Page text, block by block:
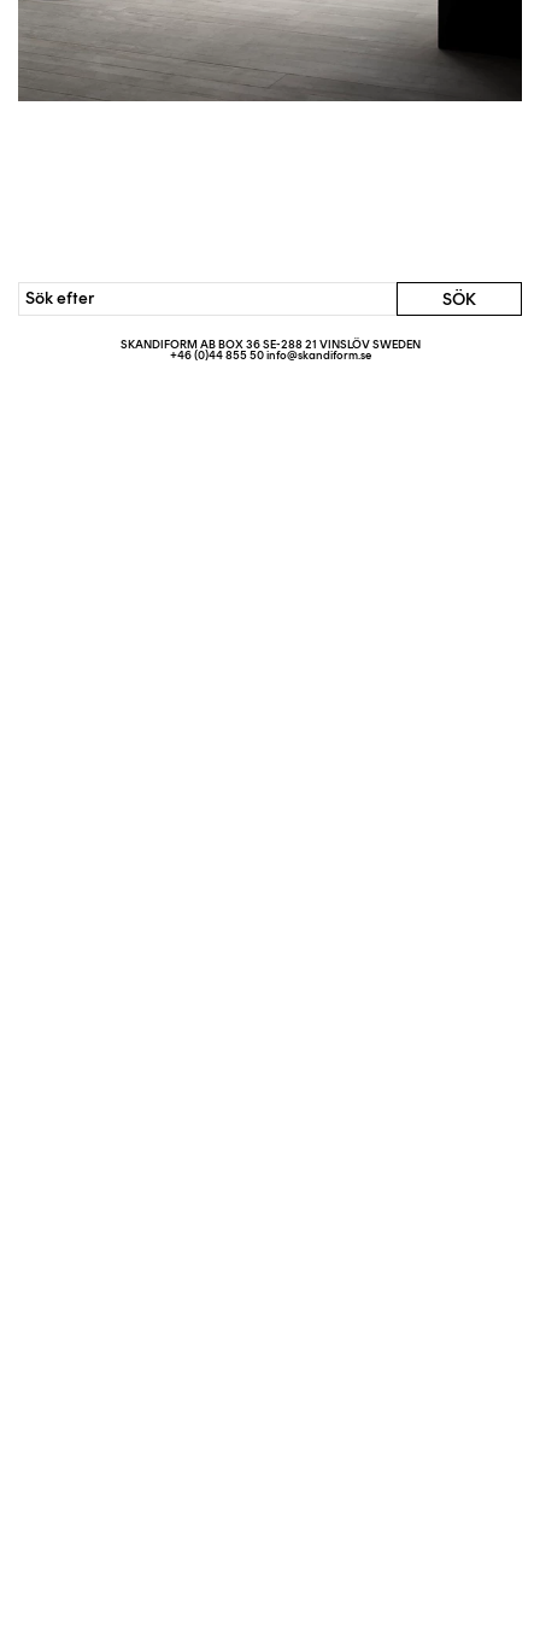
SKANDIFORM AB BOX 36 SE-288 21 VINSLÖV SWEDEN
+46 (0)44 855 50 info@skandiform.se